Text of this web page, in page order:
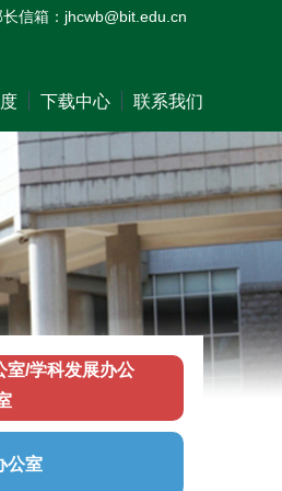
长信箱：jhcwb@bit.edu.cn
下载中心 联系我们
室/学科发展办公
公室